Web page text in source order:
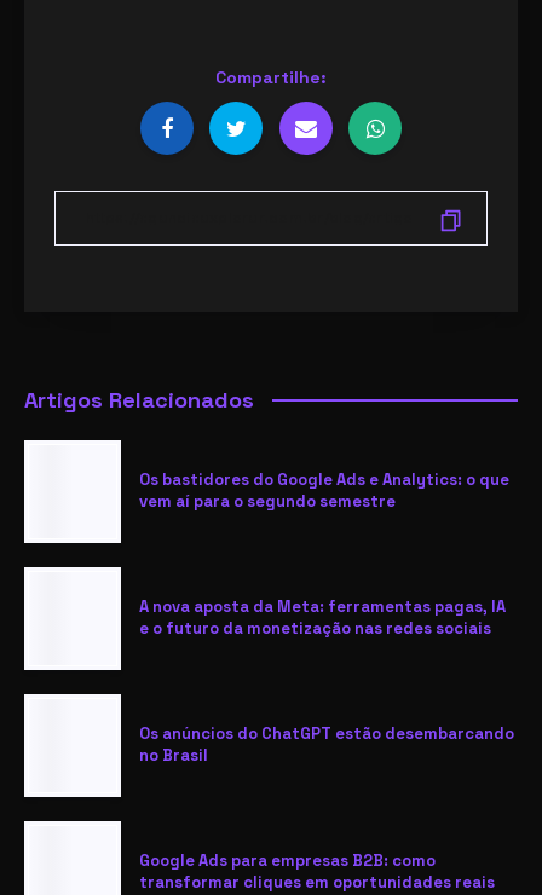
Compartilhe:
Artigos Relacionados
Os bastidores do Google Ads e Analytics: o que
vem aí para o segundo semestre
A nova aposta da Meta: ferramentas pagas, IA
e o futuro da monetização nas redes sociais
Os anúncios do ChatGPT estão desembarcando
no Brasil
Google Ads para empresas B2B: como
transformar cliques em oportunidades reais